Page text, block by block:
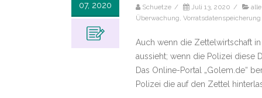
07, 2020 Schuetze / Juli 13, 2020 /
Überwachung, Vorratsdatenspeicherung
Auch wenn die Zettelwirtschaft
aussieht; wenn die Polizei diese
Das Online-Portal „Golem.de“
Polizei die auf den Zettel